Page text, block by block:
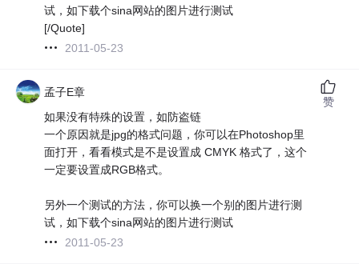
试，如下载个sina网站的图片进行测试
[/Quote]
2011-05-23
孟子E章
如果没有特殊的设置，如防盗链
一个原因就是jpg的格式问题，你可以在Photoshop里
面打开，看看模式是不是设置成 CMYK 格式了，这个
一定要设置成RGB格式。
另外一个测试的方法，你可以换一个别的图片进行测
试，如下载个sina网站的图片进行测试
2011-05-23
赞